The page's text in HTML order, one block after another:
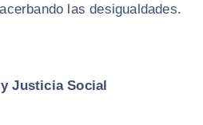
las desigualdades.
Justicia Social